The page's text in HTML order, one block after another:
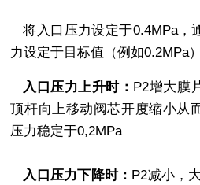
将入口压力设定于0.4MPa，
力设定于目标值（例如0.2MPa）
入口压力上升时： P2增大膜
顶杆向上移动阀芯开度缩小从
压力稳定于0,2MPa
入口压力下降时： P2减小，